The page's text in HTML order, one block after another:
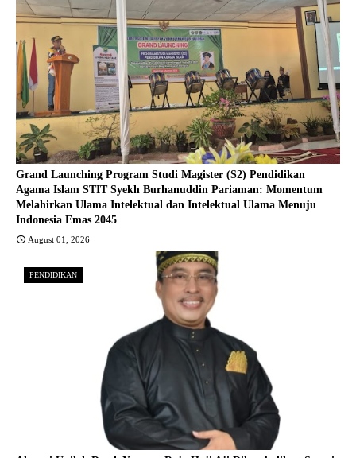
Grand Launching Program Studi Magister (S2) Pendidikan
Agama Islam STIT Syekh Burhanuddin Pariaman: Momentum
Melahirkan Ulama Intelektual dan Intelektual Ulama Menuju
Indonesia Emas 2045
August 01, 2026
PENDIDIKAN